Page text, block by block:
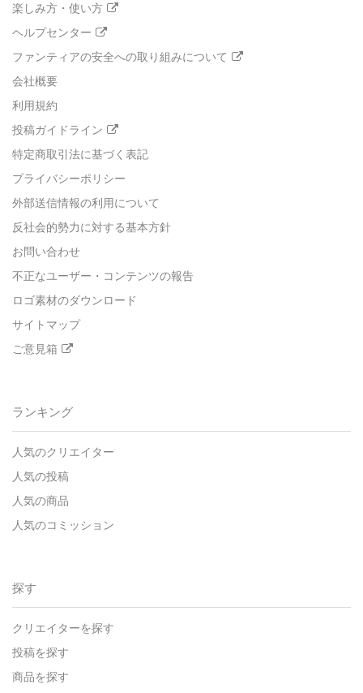
楽しみ方・使い方
ヘルプセンター
ファンティアの安全への取り組みについて
会社概要
利用規約
投稿ガイドライン
特定商取引法に基づく表記
プライバシーポリシー
外部送信情報の利用について
反社会的勢力に対する基本方針
お問い合わせ
不正なユーザー・コンテンツの報告
ロゴ素材のダウンロード
サイトマップ
ご意見箱
ランキング
人気のクリエイター
人気の投稿
人気の商品
人気のコミッション
探す
クリエイターを探す
投稿を探す
商品を探す